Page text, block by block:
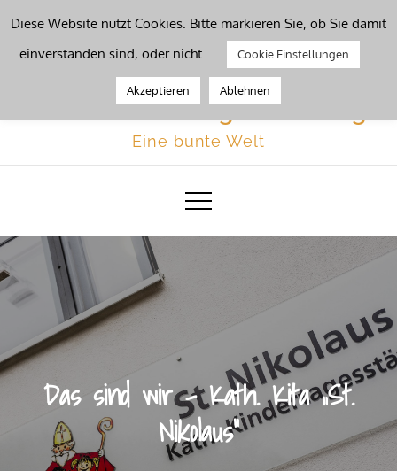
Werkzeugleiste öffnen
content
Kinderbetreuung Dillenburg
Eine bunte Welt
Das sind wir – Kath. Kita „St.
Nikolaus“
Diese Website nutzt Cookies. Bitte markieren Sie, ob Sie damit
einverstanden sind, oder nicht.
Cookie Einstellungen
Akzeptieren Ablehnen